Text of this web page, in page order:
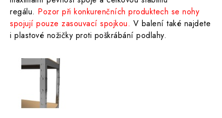
regálu. Pozor při konkurenčních produktech se nohy
spojují pouze zasouvací spojkou. V balení také najdete
i plastové nožičky proti poškrábání podlahy.